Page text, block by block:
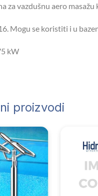
za vazdušnu aero
Mogu se koristiti i u
kW
proizvodi